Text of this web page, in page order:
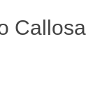
Callosa